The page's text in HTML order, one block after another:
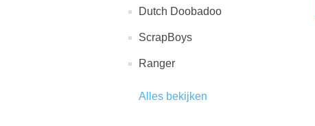
Dutch Doobadoo
ScrapBoys
Ranger
Alles bekijken